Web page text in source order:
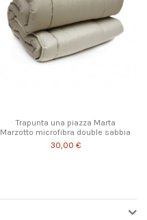
Trapunta una piazza Marta
Marzotto microfibra double sabbia
30,00 €